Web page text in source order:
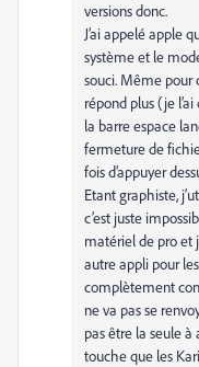
versions donc.
J’ai appelé apple
système et le
souci. Même pour
répond plus (je
la barre espace
fermeture de
fois d’appuyer
Etant graphiste,
c’est juste
matériel de pro et
autre appli pour
complètement
ne va pas se
pas être la seule à
touche que les